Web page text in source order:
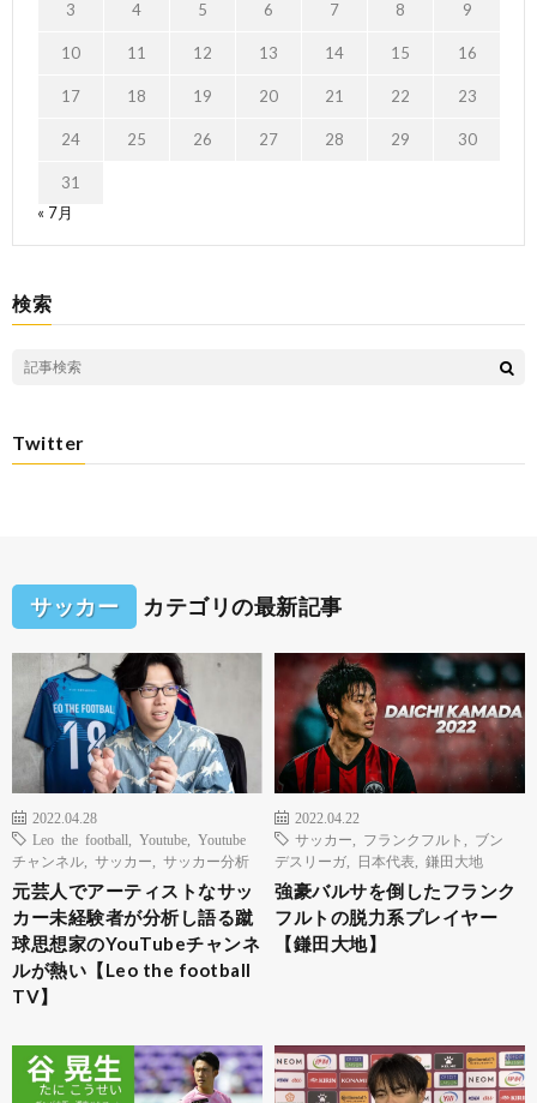
3 4 5 6 7 8 9
10 11 12 13 14 15 16
17 18 19 20 21 22 23
24 25 26 27 28 29 30
31
« 7月
検索
Twitter
サッカー カテゴリの最新記事
2022.04.28
Leo the football
Youtube
Youtube
チャンネル
サッカー サッカー分析
元芸人でアーティストなサッ
カー未経験者が分析し語る蹴
球思想家のYouTubeチャンネ
ルが熱い【Leo the football
TV】
2022.04.22
サッカー
フランクフルト
ブン
デスリーガ
日本代表 鎌田大地
強豪バルサを倒したフランク
フルトの脱力系プレイヤー
【鎌田大地】